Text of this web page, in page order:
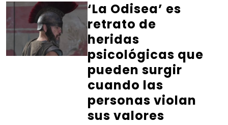
‘La Odisea’ es
retrato de
heridas
psicológicas que
pueden surgir
cuando las
personas violan
sus valores